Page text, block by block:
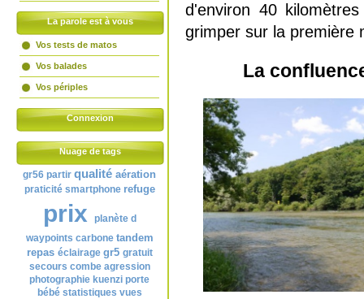
La parole est à vous
Vos tests de matos
Vos balades
Vos périples
Connexion
Nuage de tags
gr56 partir qualité aération
praticité smartphone refuge
prix
planète d
waypoints carbone tandem
repas éclairage gr5 gratuit
secours combe agression
photographie kuenzi porte
bébé statistiques vues
d'environ 40
grimper sur la première
La